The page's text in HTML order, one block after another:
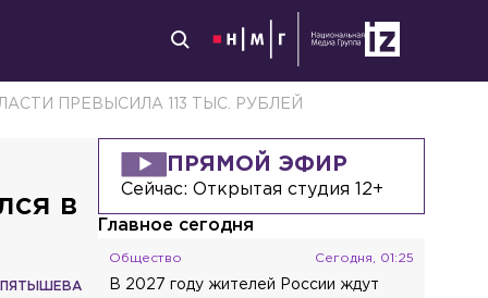
ПРЕВЫСИЛА 113 ТЫС. РУБЛЕЙ
в
ПЯТЫШЕВА
ПРЯМОЙ ЭФИР
Сейчас:Открытая студия 12+
Главное сегодня
Общество Сегодня, 01:25
В 2027 году жителей России ждут